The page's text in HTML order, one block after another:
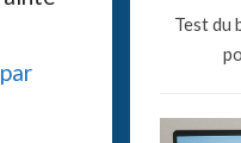
Test du